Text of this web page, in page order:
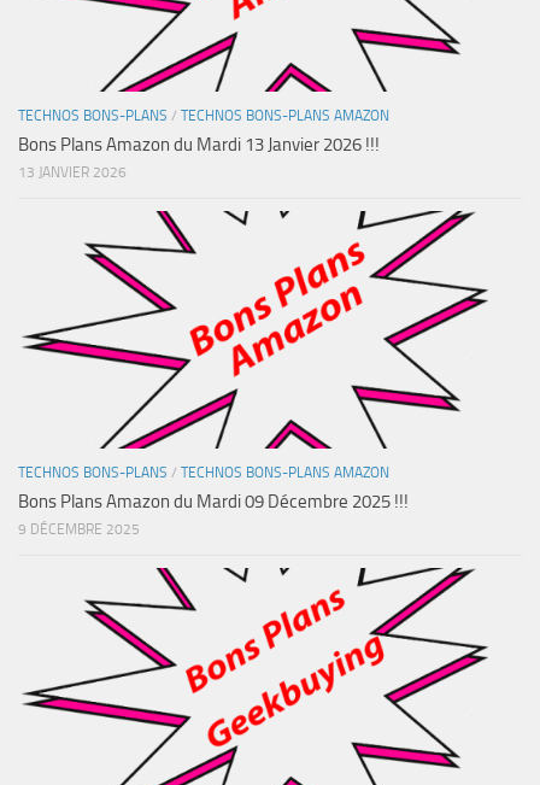
TECHNOS BONS-PLANS / TECHNOS BONS-PLANS AMAZON
Bons Plans Amazon du Mardi 13 Janvier 2026 !!!
13 JANVIER 2026
TECHNOS BONS-PLANS / TECHNOS BONS-PLANS AMAZON
Bons Plans Amazon du Mardi 09 Décembre 2025 !!!
9 DÉCEMBRE 2025